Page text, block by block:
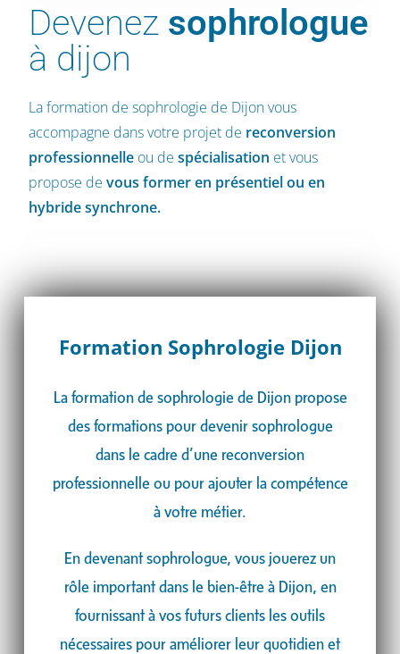
Devenez sophrologue
à dijon
La formation de sophrologie de Dijon vous
accompagne dans votre projet de reconversion
professionnelle ou despécialisation et vous
propose devous former en présentiel ou en
hybride synchrone.
Formation Sophrologie Dijon
La formation de sophrologie de Dijon propose
des formations pour devenir sophrologue
dans le cadre d’une reconversion
professionnelle ou pour ajouter la compétence
à votre métier.
En devenant sophrologue, vous jouerez un
rôle important dans le bien-être à Dijon, en
fournissant à vos futurs clients les outils
nécessaires pour améliorer leur quotidien et